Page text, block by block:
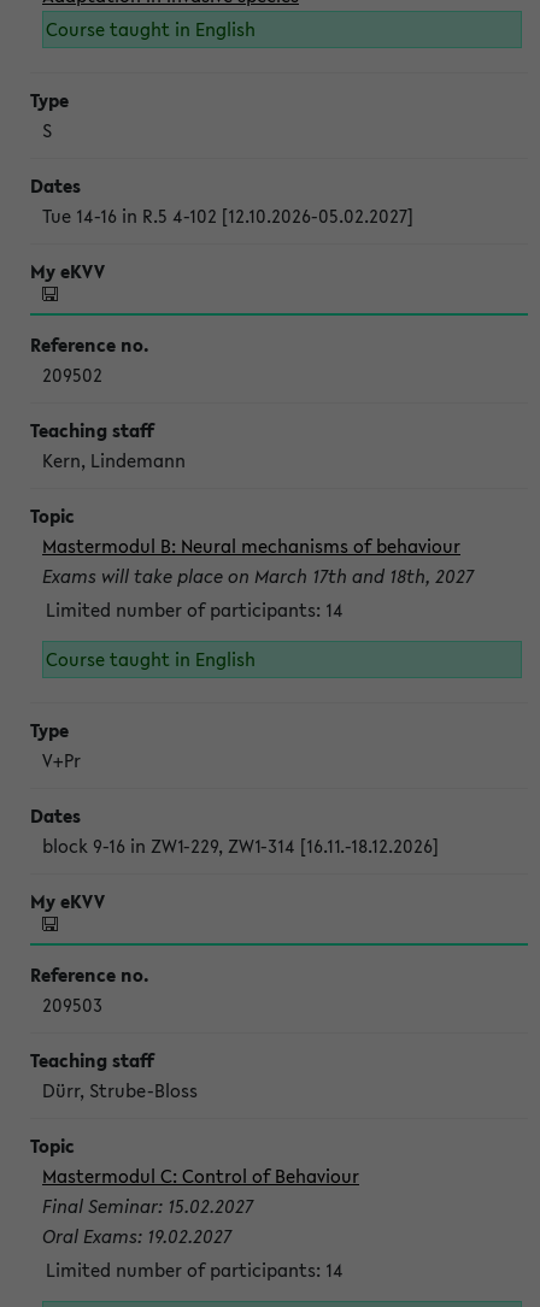
Course taught in English
S
Tue 14-16 in R.5 4-102 [12.10.2026-05.02.2027]
209502
Kern, Lindemann
Mastermodul B: Neural mechanisms of behaviour
Exams will take place on March 17th and 18th, 2027
Limited number of participants: 14
Course taught in English
V+Pr
block 9-16 in ZW1-229, ZW1-314 [16.11.-18.12.2026]
209503
Dürr, Strube-Bloss
Mastermodul C: Control of Behaviour
Final Seminar: 15.02.2027
Oral Exams: 19.02.2027
Limited number of participants: 14